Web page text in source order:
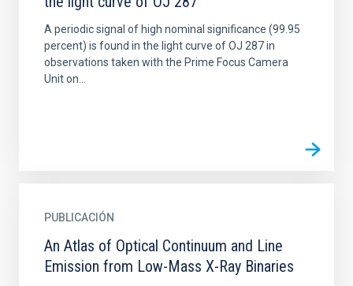
A periodic signal of high nominal significance (99.95
percent) is found in the light curve of OJ 287 in
observations taken with the Prime Focus Camera
Unit on...
PUBLICACIÓN
An Atlas of Optical Continuum and Line
Emission from Low-Mass X-Ray Binaries